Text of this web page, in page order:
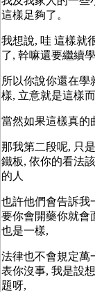
這樣足夠了。
我想說, 哇 這樣就
了, 幹嘛還要繼續
所以你說你還在學
樣, 立意就是這樣
當然如果這樣真的
那我第二段呢, 只
鐵板, 依你的看法
的人
也許他們會告訴我
要你會開藥你就會
也是一樣,
法律也不會規定萬
表你沒事, 我是設
題呀,